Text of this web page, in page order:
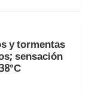
y tormentas
sensación